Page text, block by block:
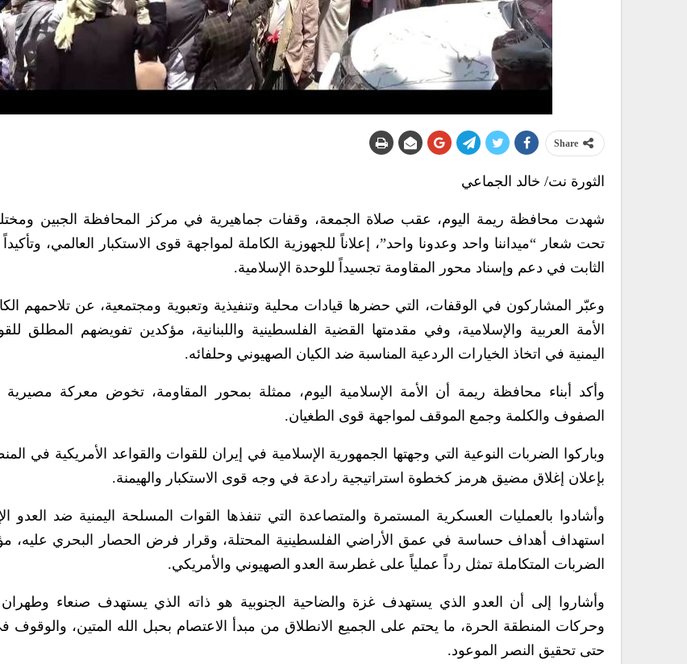
Share
الثورة نت/ خالد الجماعي
شهدت محافظة ريمة اليوم، عقب صلاة الجمعة، وقفات جماهيرية في مركز المحافظة الجبين
تحت شعار “ميداننا واحد وعدونا واحد”، إعلاناً للجهوزية الكاملة لمواجهة قوى الاستكبار العالمي،
الثابت في دعم وإسناد محور المقاومة تجسيداً للوحدة الإسلامية.
وعبّر المشاركون في الوقفات، التي حضرها قيادات محلية وتنفيذية وتعبوية ومجتمعية، عن تلاحمهم
الأمة العربية والإسلامية، وفي مقدمتها القضية الفلسطينية واللبنانية، مؤكدين تفويضهم المطلق
اليمنية في اتخاذ الخيارات الردعية المناسبة ضد الكيان الصهيوني وحلفائه.
وأكد أبناء محافظة ريمة أن الأمة الإسلامية اليوم، ممثلة بمحور المقاومة، تخوض معركة
الصفوف والكلمة وجمع الموقف لمواجهة قوى الطغيان.
وباركوا الضربات النوعية التي وجهتها الجمهورية الإسلامية في إيران للقوات والقواعد الأمريكية في
بإعلان إغلاق مضيق هرمز كخطوة استراتيجية رادعة في وجه قوى الاستكبار والهيمنة.
وأشادوا بالعمليات العسكرية المستمرة والمتصاعدة التي تنفذها القوات المسلحة اليمنية ضد العدو
استهداف أهداف حساسة في عمق الأراضي الفلسطينية المحتلة، وقرار فرض الحصار البحري عليه،
الضربات المتكاملة تمثل رداً عملياً على غطرسة العدو الصهيوني والأمريكي.
وأشاروا إلى أن العدو الذي يستهدف غزة والضاحية الجنوبية هو ذاته الذي يستهدف صنعاء
وحركات المنطقة الحرة، ما يحتم على الجميع الانطلاق من مبدأ الاعتصام بحبل الله المتين،
حتى تحقيق النصر الموعود.